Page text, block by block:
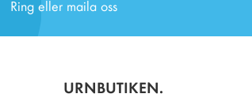
Ring eller maila oss
URNBUTIKEN.